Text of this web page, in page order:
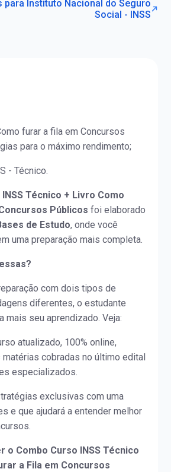
para Instituto Nacional do Seguro
Social - INSS
furar a fila em Concursos
para o máximo rendimento;
- Técnico.
Técnico + Livro Como
Públicos foi elaborado
de Estudo, onde você
uma preparação mais completa.
com dois tipos de
diferentes, o estudante
mais seu aprendizado. Veja:
atualizado, 100% online,
cobradas no último edital
especializados.
exclusivas com uma
e que ajudará a entender melhor
o Combo Curso INSS Técnico
a Fila em Concursos